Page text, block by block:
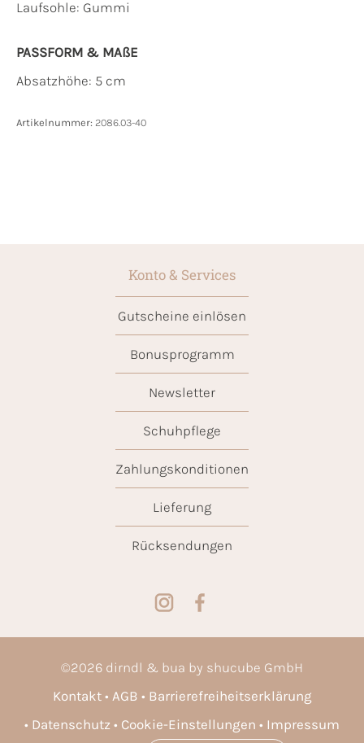
Laufsohle: Gummi
PASSFORM & MAẞE
Absatzhöhe: 5 cm
Artikelnummer: 2086.03-40
Konto & Services
Gutscheine einlösen
Bonusprogramm
Newsletter
Schuhpflege
Zahlungskonditionen
Lieferung
Rücksendungen
©2026 dirndl & bua by shucube GmbH
Kontakt
AGB
Barrierefreiheitserklärung
Datenschutz
Cookie-Einstellungen Impressum